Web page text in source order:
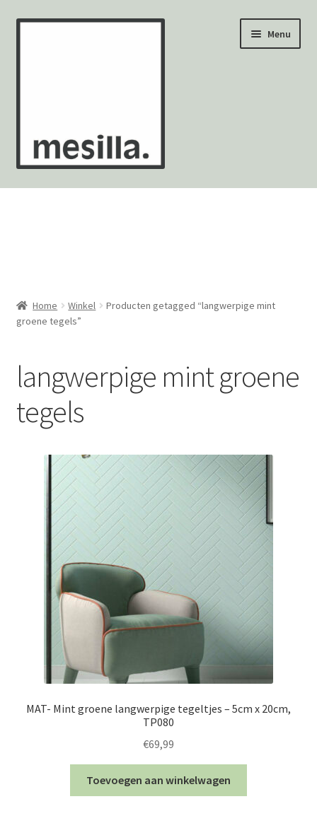
Ga
Ga
Menu
Wandtegels
Mozaïekvellen
Contact
Home Winkel
Producten getagged “langwerpige mint
groene tegels”
langwerpige mint groene
tegels
MAT- Mint groene langwerpige tegeltjes – 5cm x 20cm,
TP080
€69,99
Toevoegen aan winkelwagen